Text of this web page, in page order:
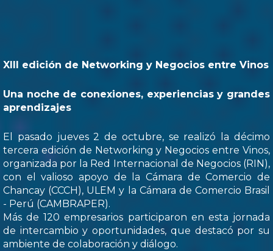
XIII edición de Networking y Negocios entre Vinos
Una noche de conexiones, experiencias y grandes
aprendizajes
El pasado jueves 2 de octubre, se realizó la décimo
tercera edición de Networking y Negocios entre Vinos,
organizada por la Red Internacional de Negocios (RIN),
con el valioso apoyo de la Cámara de Comercio de
Chancay (CCCH), ULEM y la Cámara de Comercio Brasil
- Perú (CAMBRAPER).
Más de 120 empresarios participaron en esta jornada
de intercambio y oportunidades, que destacó por su
ambiente de colaboración y diálogo.